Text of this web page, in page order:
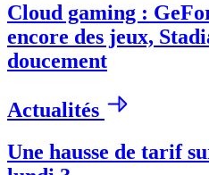
Cloud gaming :
encore des jeux,
doucement
Actualités
Une hausse de tarif